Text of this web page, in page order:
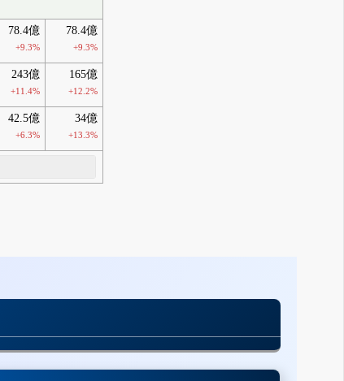
78.4億
+9.3%
78.4億
+9.3%
243億
+11.4%
165億
+12.2%
42.5億
+6.3%
34億
+13.3%